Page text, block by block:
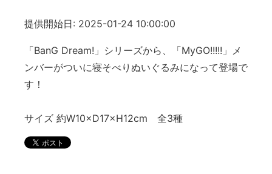
提供開始日: 2025-01-24 10:00:00
「BanG Dream!」シリーズから、「MyGO!!!!!」メ
ンバーがついに寝そべりぬいぐるみになって登場で
す！
サイズ 約W10×D17×H12cm 全3種